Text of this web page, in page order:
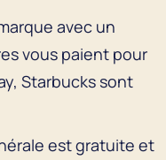
avec un
vous paient pour
Starbucks sont
est gratuite et